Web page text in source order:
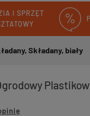
I SPRZĘT
Składany, biały